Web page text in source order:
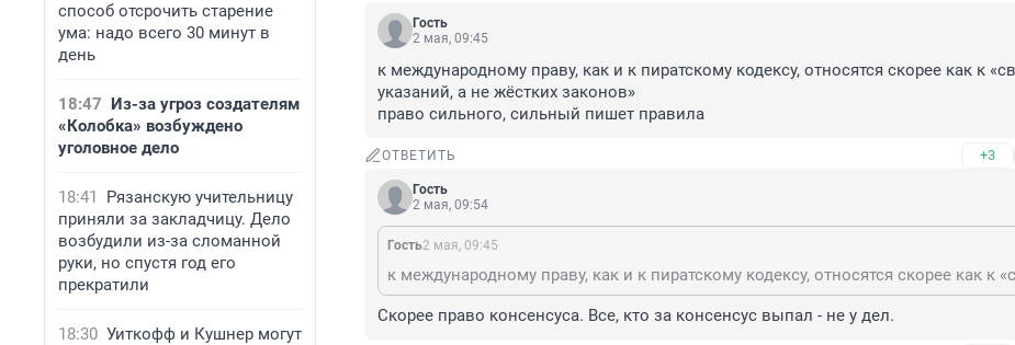
способ отсрочить старение
ума: надо всего 30 минут в
день
18:47 Из-за угроз создателям
«Колобка» возбуждено
уголовное дело
18:41
Рязанскую учительницу
приняли за закладчицу. Дело
возбудили из-за сломанной
руки, но спустя год его
прекратили
18:30 Уиткофф и Кушнер могут
Гость
2 мая, 09:45
к международному праву, как и к пиратскому кодексу, относятся скорее как к
указаний, а не жёстких законов»
право сильного, сильный пишет правила
ОТВЕТИТЬ +3
Гость
2 мая, 09:54
Гость2 мая, 09:45
Скорее право консенсуса. Все, кто за консенсус выпал - не у дел.